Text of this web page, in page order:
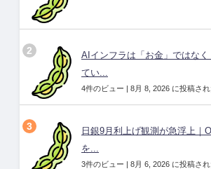
AIインフラは「お金」ではなく
てい...
4件のビュー | 8月 8, 2026 に投稿され
日銀9月利上げ観測が急浮上｜
を...
3件のビュー | 8月 6, 2026 に投稿され